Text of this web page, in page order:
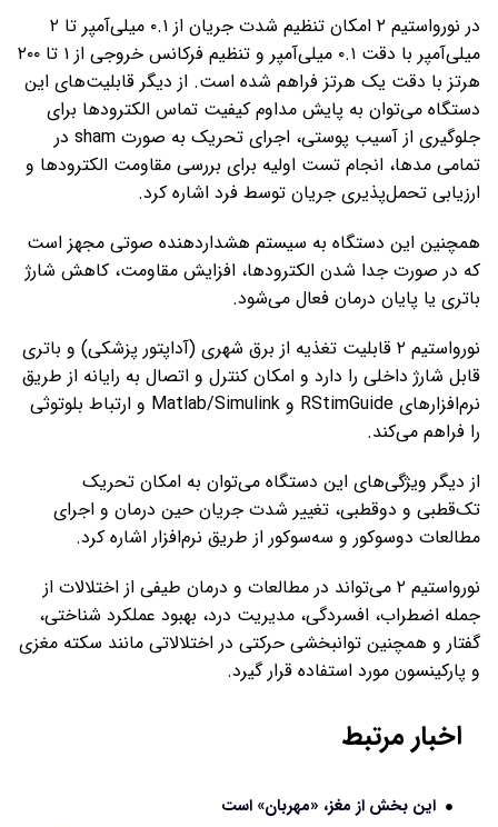
در نورواستیم ۲ امکان تنظیم شدت جریان از ۰.۱ میلی‌آمپر تا ۲
میلی‌آمپر با دقت ۰.۱ میلی‌آمپر و تنظیم فرکانس خروجی از ۱ تا ۲۰۰
هرتز با دقت یک هرتز فراهم شده است. از دیگر قابلیت‌های این
دستگاه می‌توان به پایش مداوم کیفیت تماس الکترودها برای
جلوگیری از آسیب پوستی، اجرای تحریک به صورت sham در
تمامی مدها، انجام تست اولیه برای بررسی مقاومت الکترودها و
ارزیابی تحمل‌پذیری جریان توسط فرد اشاره کرد.
همچنین این دستگاه به سیستم هشداردهنده صوتی مجهز است
که در صورت جدا شدن الکترودها، افزایش مقاومت، کاهش شارژ
باتری یا پایان درمان فعال می‌شود.
نورواستیم ۲ قابلیت تغذیه از برق شهری (آداپتور پزشکی) و باتری
قابل شارژ داخلی را دارد و امکان کنترل و اتصال به رایانه از طریق
نرم‌افزارهای RStimGuide و Matlab/Simulink و ارتباط بلوتوثی
را فراهم می‌کند.
از دیگر ویژگی‌های این دستگاه می‌توان به امکان تحریک
تک‌قطبی و دوقطبی، تغییر شدت جریان حین درمان و اجرای
مطالعات دوسوکور و سه‌سوکور از طریق نرم‌افزار اشاره کرد.
نورواستیم ۲ می‌تواند در مطالعات و درمان طیفی از اختلالات از
جمله اضطراب، افسردگی، مدیریت درد، بهبود عملکرد شناختی،
گفتار و همچنین توانبخشی حرکتی در اختلالاتی مانند سکته مغزی
و پارکینسون مورد استفاده قرار گیرد.
اخبار مرتبط
این بخش از مغز، «مهربان» است